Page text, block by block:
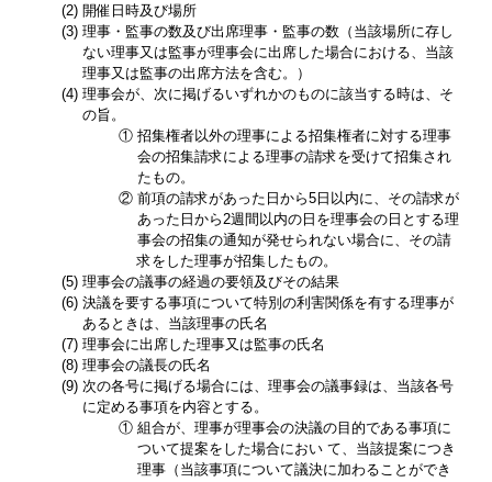
(2) 開催日時及び場所
(3) 理事・監事の数及び出席理事・監事の数（当該場所に存し
ない理事又は監事が理事会に出席した場合における、当該
理事又は監事の出席方法を含む。）
(4) 理事会が、次に掲げるいずれかのものに該当する時は、そ
の旨。
① 招集権者以外の理事による招集権者に対する理事
会の招集請求による理事の請求を受けて招集され
たもの。
② 前項の請求があった日から5日以内に、その請求が
あった日から2週間以内の日を理事会の日とする理
事会の招集の通知が発せられない場合に、その請
求をした理事が招集したもの。
(5) 理事会の議事の経過の要領及びその結果
(6) 決議を要する事項について特別の利害関係を有する理事が
あるときは、当該理事の氏名
(7) 理事会に出席した理事又は監事の氏名
(8) 理事会の議長の氏名
(9) 次の各号に掲げる場合には、理事会の議事録は、当該各号
に定める事項を内容とする。
① 組合が、理事が理事会の決議の目的である事項に
ついて提案をした場合におい て、当該提案につき
理事（当該事項について議決に加わることができ